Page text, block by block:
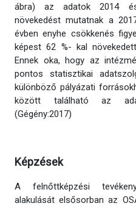
ábra) az adatok 2014
növekedést mutatnak a
évben enyhe csökkenés
képest 62 %- kal
Ennek oka, hogy az
pontos statisztikai
különböző pályázati
között található az
(Gégény:2017)
Képzések
A felnőttképzési
alakulását elsősorban az